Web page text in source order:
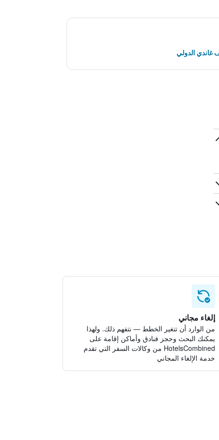
غاندي الدولي
إلغاء مجاني
من الوارد أن تتغير الخطط — نتفهم ذلك. ولهذا
يمكنك البحث وحجز فنادق وأماكن إقامة على
HotelsCombined من وكالات السفر التي تقدم
خدمة الإلغاء المجاني